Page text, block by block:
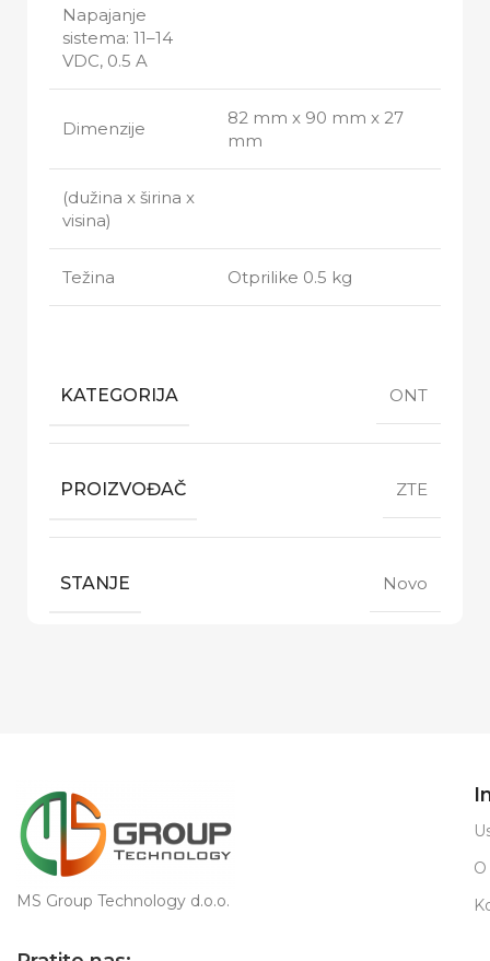
Napajanje
sistema: 11–14
VDC, 0.5 A
Dimenzije
82 mm x 90 mm x 27
mm
(dužina x širina x
visina)
Težina Otprilike 0.5 kg
KATEGORIJA ONT
PROIZVOĐAČ ZTE
STANJE Novo
MS Group Technology d.o.o.